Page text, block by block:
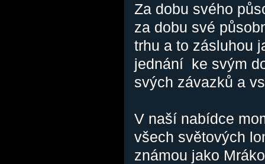
Za dobu svého
za dobu své
trhu a to zásluhou
jednání ke svým
svých závazků a
V naší nabídce
všech světových
známou jako